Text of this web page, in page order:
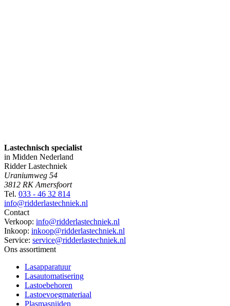
Lastechnisch specialist
in Midden Nederland
Ridder Lastechniek
Uraniumweg 54
3812 RK Amersfoort
Tel. 033 - 46 32 814
info@ridderlastechniek.nl
Contact
Verkoop: info@ridderlastechniek.nl
Inkoop: inkoop@ridderlastechniek.nl
Service: service@ridderlastechniek.nl
Ons assortiment
Lasapparatuur
Lasautomatisering
Lastoebehoren
Lastoevoegmateriaal
Plasmasnijden